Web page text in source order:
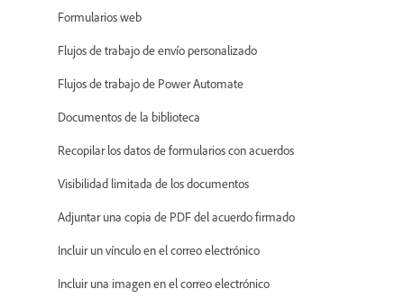
Formularios web
Flujos de trabajo de envío personalizado
Flujos de trabajo de Power Automate
Documentos de la biblioteca
Recopilar los datos de formularios con acuerdos
Visibilidad limitada de los documentos
Adjuntar una copia de PDF del acuerdo firmado
Incluir un vínculo en el correo electrónico
Incluir una imagen en el correo electrónico